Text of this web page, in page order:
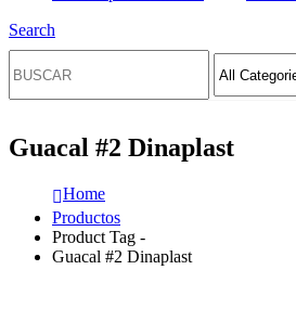
Search
Guacal #2 Dinaplast
Home
Productos
Product Tag -
Guacal #2 Dinaplast